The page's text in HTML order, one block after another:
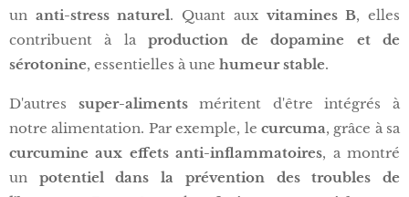
un anti-stress naturel. Quant aux vitamines B, elles
contribuent à laproduction de dopamine et de
sérotonine, essentielles à une humeur stable.
D'autres super-alimentsméritent d'être intégrés à
notre alimentation. Par exemple, le curcuma, grâce à sa
curcumine aux effets anti-inflammatoires, a montré
un potentiel dans la prévention des troubles de